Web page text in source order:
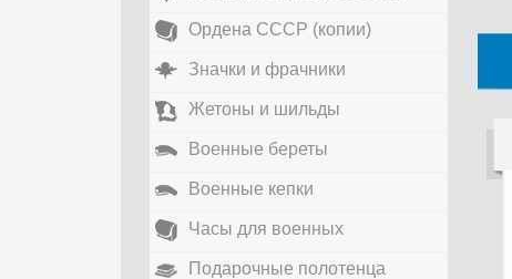
Ордена СССР (копии)
Значки и фрачники
Жетоны и шильды
Военные береты
Военные кепки
Часы для военных
Подарочные полотенца